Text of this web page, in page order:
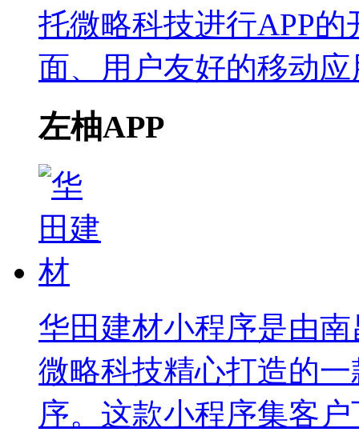
托微略科技进行APP
面、用户友好的移动应
左柚APP
华田建材小程序是由
微略科技精心打造的
序。这款小程序集客